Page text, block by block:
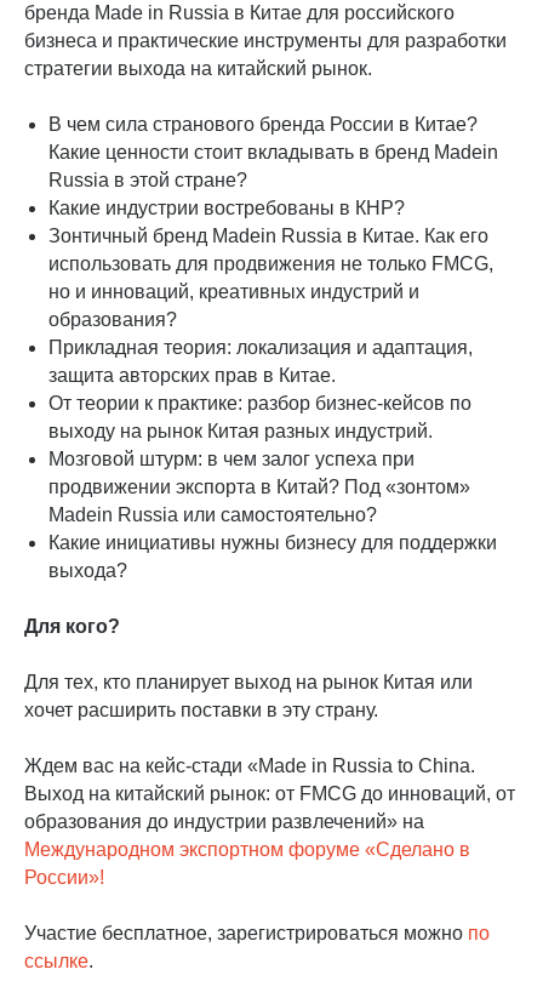
бренда Made in Russia в Китае для российского
бизнеса и практические инструменты для разработки
стратегии выхода на китайский рынок.
В чем сила странового бренда России в Китае?
Какие ценности стоит вкладывать в бренд Madein
Russia в этой стране?
Какие индустрии востребованы в КНР?
Зонтичный бренд Madein Russia в Китае. Как его
использовать для продвижения не только FMCG,
но и инноваций, креативных индустрий и
образования?
Прикладная теория: локализация и адаптация,
защита авторских прав в Китае.
От теории к практике: разбор бизнес-кейсов по
выходу на рынок Китая разных индустрий.
Мозговой штурм: в чем залог успеха при
продвижении экспорта в Китай? Под «зонтом»
Madein Russia или самостоятельно?
Какие инициативы нужны бизнесу для поддержки
выхода?
Для кого?
Для тех, кто планирует выход на рынок Китая или
хочет расширить поставки в эту страну.
Ждем вас на кейс-стади «Made in Russia to China.
Выход на китайский рынок: от FMCG до инноваций, от
образования до индустрии развлечений» на
Международном экспортном форуме «Сделано в
России»!
Участие бесплатное, зарегистрироваться можно по
ссылке.